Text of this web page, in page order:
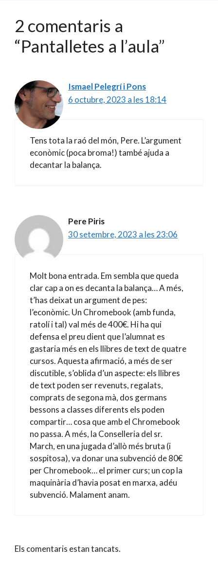
2 comentaris a
“Pantalletes a l’aula”
Ismael Pelegrí i Pons
6 octubre, 2023 a les 18:14
Tens tota la raó del món, Pere. L’argument
econòmic (poca broma!) també ajuda a
decantar la balança.
Pere Piris
30 setembre, 2023 a les 23:06
Molt bona entrada. Em sembla que queda
clar cap a on es decanta la balança… A més,
t’has deixat un argument de pes:
l’econòmic. Un Chromebook (amb funda,
ratolí i tal) val més de 400€. Hi ha qui
defensa el preu dient que l’alumnat es
gastaria més en els llibres de text de quatre
cursos. Aquesta afirmació, a més de ser
discutible, s’oblida d’un aspecte: els llibres
de text poden ser revenuts, regalats,
comprats de segona mà, dos germans
bessons a classes diferents els poden
compartir… cosa que amb el Chromebook
no passa. A més, la Conselleria del sr.
March, en una jugada d’allò més bruta (i
sospitosa), va donar una subvenció de 80€
per Chromebook… el primer curs; un cop la
maquinària d’havia posat en marxa, adéu
subvenció. Malament anam.
Els comentaris estan tancats.